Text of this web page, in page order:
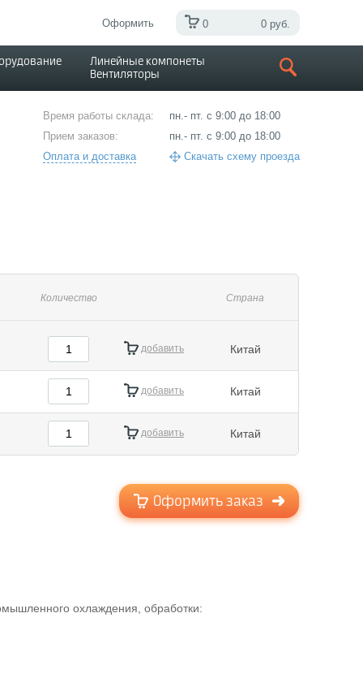
Оформить 0 0 руб.
Линейные компонеты
Вентиляторы
Время работы склада:
Прием заказов:
Оплата и доставка
пн.- пт. с 9:00 до 18:00
пн.- пт. с 9:00 до 18:00
Скачать схему проезда
Количество Страна
добавить Китай
добавить Китай
добавить Китай
Оформить заказ
охлаждения, обработки: